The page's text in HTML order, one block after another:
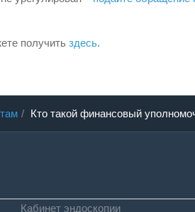
получить здесь.
Кто такой финансовый
Кабинет эндоскопии